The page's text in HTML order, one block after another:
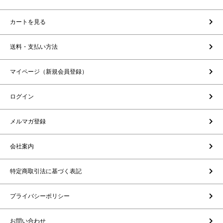
カートを見る
送料・支払い方法
マイページ（新規会員登録）
ログイン
メルマガ登録
会社案内
特定商取引法に基づく表記
プライバシーポリシー
お問い合わせ